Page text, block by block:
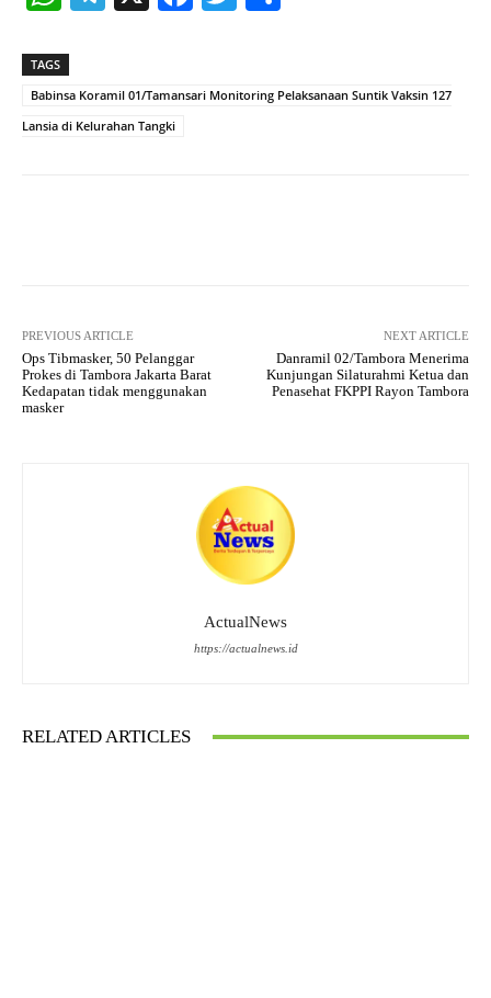
ts
A
pp
a
m
ok r
TAGS
Babinsa Koramil 01/Tamansari Monitoring Pelaksanaan Suntik Vaksin 127
Lansia di Kelurahan Tangki
PREVIOUS ARTICLE
Ops Tibmasker, 50 Pelanggar
Prokes di Tambora Jakarta Barat
Kedapatan tidak menggunakan
masker
NEXT ARTICLE
Danramil 02/Tambora Menerima
Kunjungan Silaturahmi Ketua dan
Penasehat FKPPI Rayon Tambora
ActualNews
https://actualnews.id
RELATED ARTICLES